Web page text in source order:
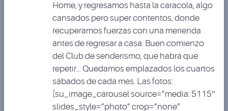
Home, y regresamos hasta la caracola, algo
cansados pero super contentos, donde
recuperamos fuerzas con una merienda
antes de regresar a casa. Buen comienzo
del Club de senderismo, que habrá que
repetir… Quedamos emplazados los cuartos
sábados de cada mes. Las fotos:
[su_image_carousel source=”media: 5115″
slides_style=”photo” crop=”none”